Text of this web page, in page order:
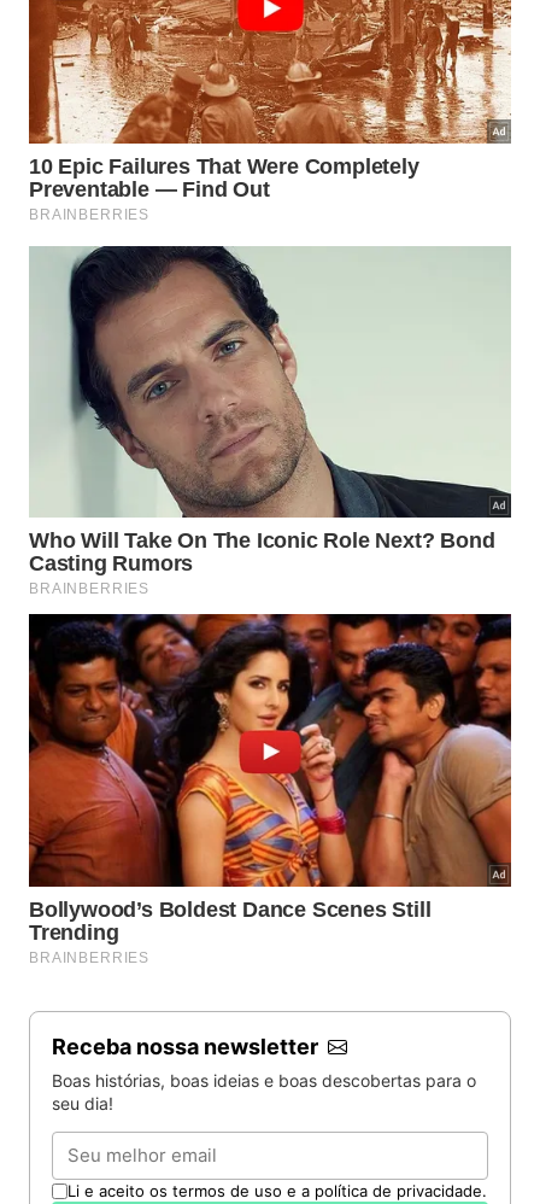
Receba nossa newsletter
Boas histórias, boas ideias e boas descobertas para o
seu dia!
Email
Li e aceito os termos de uso e a política de privacidade.